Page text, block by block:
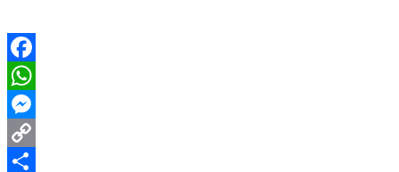
Facebook
WhatsApp
Messenger
Copy